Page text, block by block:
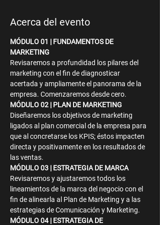
Acerca del evento
MÓDULO 01 | FUNDAMENTOS DE
MARKETING
Revisaremos a profundidad los pilares del
marketing con el fin de diagnosticar
acertada y ampliamente el panorama de la
empresa. Comenzaremos desde cero.
MÓDULO 02 | PLAN DE MARKETING
Diseñaremos los objetivos de marketing
ligados al plan comercial de la empresa para
que al concretarse los KPIS; éstos impacten
directa y positivamente en los resultados de
las ventas.
MÓDULO 03 | ESTRATEGIA DE MARCA
Revisaremos y ajustaremos todos los
lineamientos de la marca del negocio con el
fin de alinearla al Plan de Marketing y a las
estrategias de Comunicación y Marketing.
MÓDULO 04 | ESTRATEGIA DE